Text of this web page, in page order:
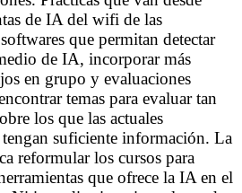
de IA del wifi de las
que permitan detectar
de IA, incorporar más
en grupo y evaluaciones
temas para evaluar tan
los que las actuales
suficiente información. La
reformular los cursos para
que ofrece la IA en el